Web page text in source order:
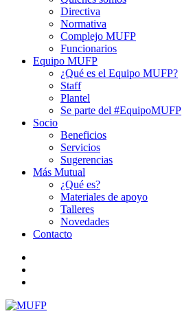
Directiva
Normativa
Complejo MUFP
Funcionarios
Equipo MUFP
¿Qué es el Equipo MUFP?
Staff
Plantel
Se parte del #EquipoMUFP
Socio
Beneficios
Servicios
Sugerencias
Más Mutual
¿Qué es?
Materiales de apoyo
Talleres
Novedades
Contacto